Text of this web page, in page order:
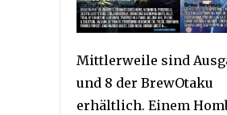
Mittlerweile sind
und 8 der BrewOtaku
erhältlich. Einem